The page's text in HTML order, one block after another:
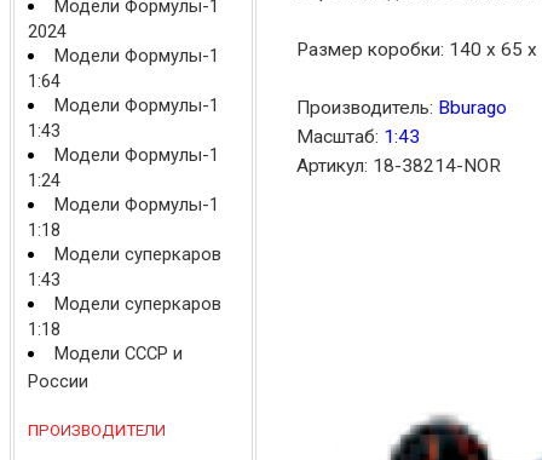
Модели Формулы-1
2024
Модели Формулы-1
1:64
Модели Формулы-1
1:43
Модели Формулы-1
1:24
Модели Формулы-1
1:18
Модели суперкаров
1:43
Модели суперкаров
1:18
Модели СССР и
России
ПРОИЗВОДИТЕЛИ
Размер коробки: 140 x 65
Производитель: Bburago
Масштаб: 1:43
Артикул: 18-38214-NOR